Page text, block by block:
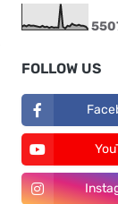
550
FOLLOW US